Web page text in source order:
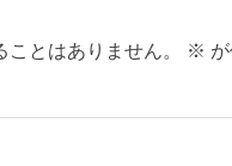
とはありません。 ※